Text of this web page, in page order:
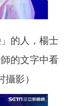
的人，楊士
的文字中看
影）